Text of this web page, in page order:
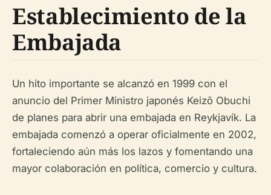
Establecimiento de la
Embajada
Un hito importante se alcanzó en 1999 con el
anuncio del Primer Ministro japonés Keizō Obuchi
de planes para abrir una embajada en Reykjavík. La
embajada comenzó a operar oficialmente en 2002,
fortaleciendo aún más los lazos y fomentando una
mayor colaboración en política, comercio y cultura.